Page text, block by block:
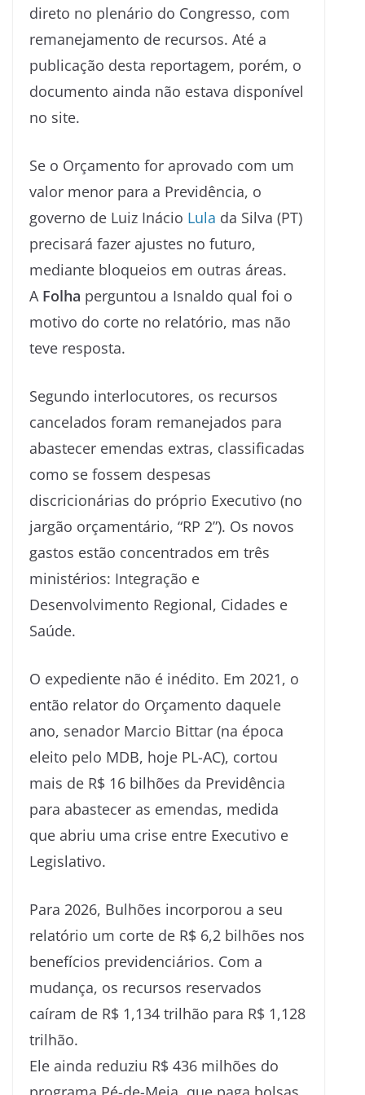
direto no plenário do Congresso, com
remanejamento de recursos. Até a
publicação desta reportagem, porém, o
documento ainda não estava disponível
no site.
Se o Orçamento for aprovado com um
valor menor para a Previdência, o
governo de Luiz Inácio Lula da Silva (PT)
precisará fazer ajustes no futuro,
mediante bloqueios em outras áreas.
A Folha perguntou a Isnaldo qual foi o
motivo do corte no relatório, mas não
teve resposta.
Segundo interlocutores, os recursos
cancelados foram remanejados para
abastecer emendas extras, classificadas
como se fossem despesas
discricionárias do próprio Executivo (no
jargão orçamentário, “RP 2”). Os novos
gastos estão concentrados em três
ministérios: Integração e
Desenvolvimento Regional, Cidades e
Saúde.
O expediente não é inédito. Em 2021, o
então relator do Orçamento daquele
ano, senador Marcio Bittar (na época
eleito pelo MDB, hoje PL-AC), cortou
mais de R$ 16 bilhões da Previdência
para abastecer as emendas, medida
que abriu uma crise entre Executivo e
Legislativo.
Para 2026, Bulhões incorporou a seu
relatório um corte de R$ 6,2 bilhões nos
benefícios previdenciários. Com a
mudança, os recursos reservados
caíram de R$ 1,134 trilhão para R$ 1,128
trilhão.
Ele ainda reduziu R$ 436 milhões do